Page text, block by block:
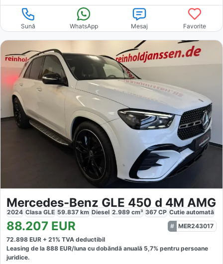
Sună WhatsApp Mesaj Favorite
Mercedes-Benz GLE 450 d 4M AMG
2024 Clasa GLE 59.837 km Diesel 2.989 cm³ 367 CP Cutie automată
88.207 EUR
MER243017
72.898 EUR + 21% TVA deductibil
Leasing de la 888 EUR/luna cu dobăndă anuală 5,7% pentru persoane
juridice.